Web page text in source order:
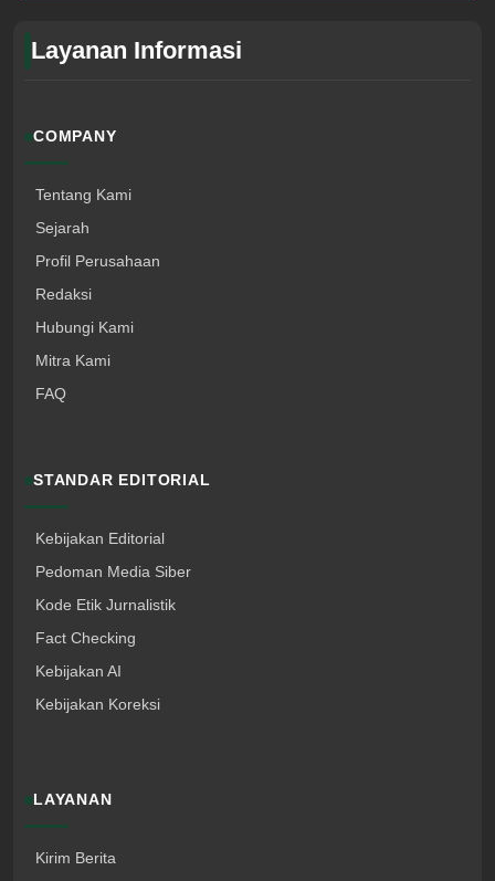
Layanan Informasi
COMPANY
Tentang Kami
Sejarah
Profil Perusahaan
Redaksi
Hubungi Kami
Mitra Kami
FAQ
STANDAR EDITORIAL
Kebijakan Editorial
Pedoman Media Siber
Kode Etik Jurnalistik
Fact Checking
Kebijakan AI
Kebijakan Koreksi
LAYANAN
Kirim Berita